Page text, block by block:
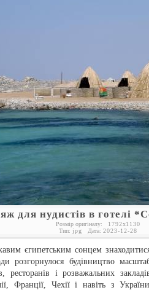
для нудистів в готелі
Розмір оригіналу: 1792x1130
Тип: jpg Дата: 2023-12-28
єгипетським сонцем
розгорнулося будівництво
ресторанів і розважальних
Франції, Чехії і навіть з